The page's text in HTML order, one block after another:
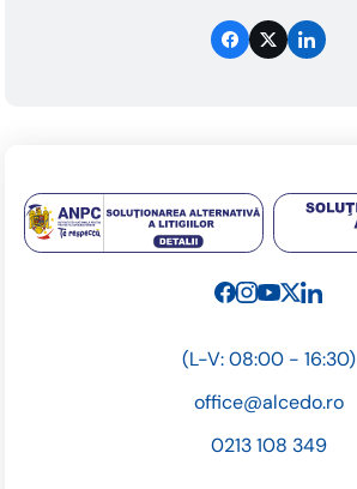
(L-V: 08:00 - 16:30)
office@alcedo.ro
0213 108 349